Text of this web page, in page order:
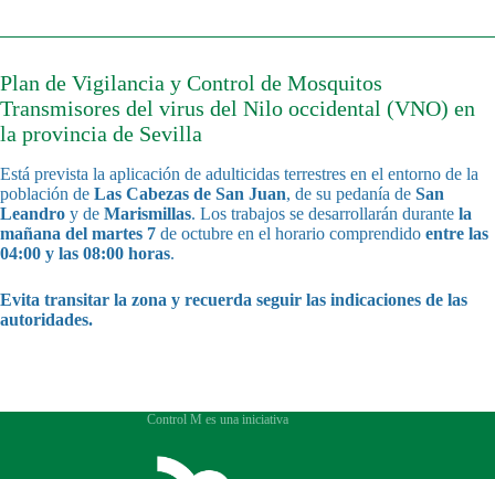
Plan de Vigilancia y Control de Mosquitos
Transmisores del virus del Nilo occidental (VNO) en
la provincia de Sevilla
Está prevista la aplicación de adulticidas terrestres en el entorno de la
población de Las Cabezas de San Juan, de su pedanía de San
Leandro y de Marismillas. Los trabajos se desarrollarán durante la
mañana del martes 7 de octubre en el horario comprendido entre las
04:00 y las 08:00 horas.
Evita transitar la zona y recuerda seguir las indicaciones de las
autoridades.
Control M es una iniciativa